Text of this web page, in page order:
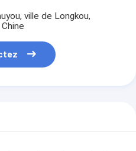
ville de Longkou,